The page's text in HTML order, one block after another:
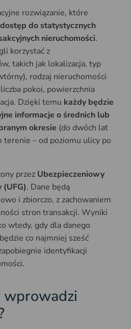
rozwiązanie, które
do statystycznych
nieruchomości.
korzystać z
takich jak lokalizacja, typ
rodzaj nieruchomości
pokoi, powierzchnia
Dzięki temu każdy będzie
informacje o średnich lub
okresie (do dwóch lat
terenie – od poziomu ulicy po
przez Ubezpieczeniowy
(UFG). Dane będą
i zbiorczo, z zachowaniem
stron transakcji. Wyniki
wtedy, gdy dla danego
co najmniej sześć
identyfikacji
wprowadzi